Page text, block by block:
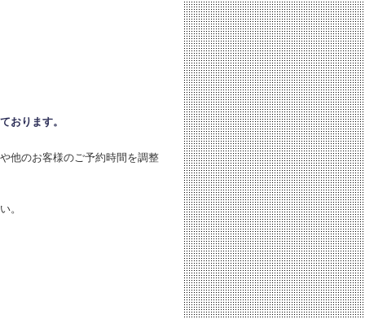
おります。
他のお客様のご予約時間を調整
。